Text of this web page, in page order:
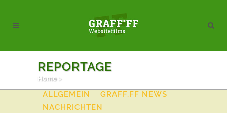
REPORTAGE
Home>
ALL
ALLGEMEIN
GRAFF.FF NEWS
NACHRICHTEN